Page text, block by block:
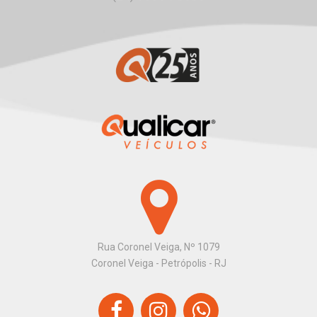
Rua Coronel Veiga, Nº 1079
Coronel Veiga - Petrópolis - RJ